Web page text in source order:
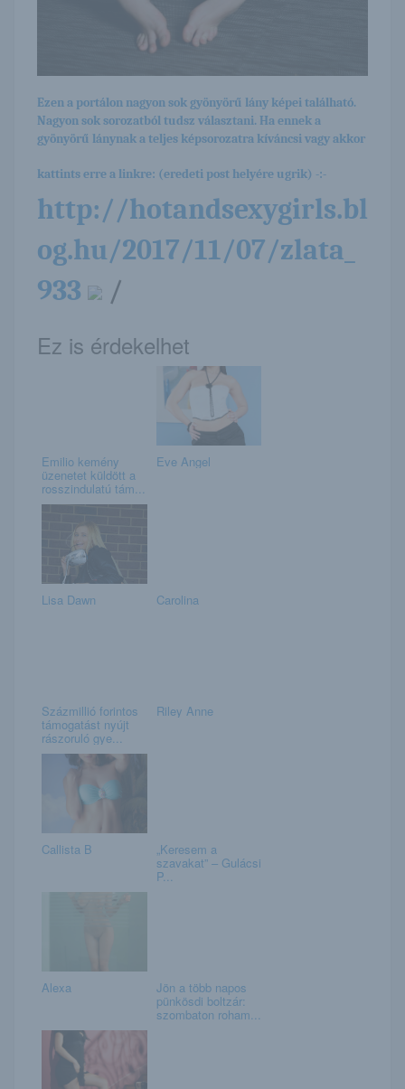
Ezen a portálon nagyon sok gyönyörű lány képei található.
Nagyon sok sorozatból tudsz választani. Ha ennek a
gyönyörű lánynak a teljes képsorozatra kíváncsi vagy akkor
kattints erre a linkre: (eredeti post helyére ugrik) -:-
http://hotandsexygirls.bl
og.hu/2017/11/07/zlata_
933
/
Ez is érdekelhet
Emilio kemény
üzenetet küldött a
rosszindulatú tám...
Eve Angel
Lisa Dawn Carolina
Százmillió forintos
támogatást nyújt
rászoruló gye...
Riley Anne
Callista B „Keresem a
szavakat” – Gulácsi
P...
Alexa Jön a több napos
pünkösdi boltzár:
szombaton roham...